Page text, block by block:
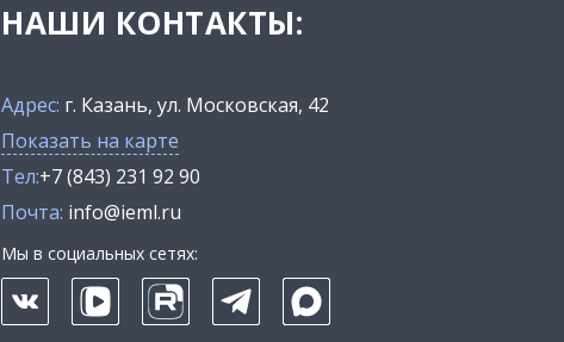
НАШИ КОНТАКТЫ:
Адрес: г. Казань, ул. Московская, 42
Показать на карте
Тел:+7 (843) 231 92 90
Почта: info@ieml.ru
Мы в социальных сетях: